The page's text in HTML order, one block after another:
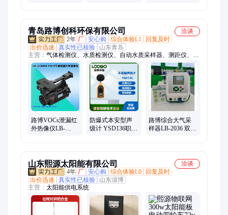
青岛路博创科环保有限公司
洽谈
2年 厂 安心购 综合体验L1
回复及时
出价迅速
真实性已核验
山东青岛
主营： 气体检测仪、水质检测仪、自动水质采样器、测距仪、大
气采样器、恒温恒湿称重系统、油气回收检测仪、风速仪、声级
计、尘埃粒子计数器、湿球黑球温度指数仪、温湿度测试仪、烟
尘烟气测试仪、红外测温仪、空气微生物采样器、VOC气体检测
仪、可燃气体浓度检测仪、全自动菌落计数器
路博VOCs泄漏红
外热像仪LB-
防爆式本安型声
级计 YSD136职业
路博综合大气采
样器LB-2036 双膜
山东熙源太阳能有限公司
洽谈
4年 厂 安心购 综合体验L0
回复及时
出价迅速
真实性已核验
山东淄博
主营： 太阳能供电系统